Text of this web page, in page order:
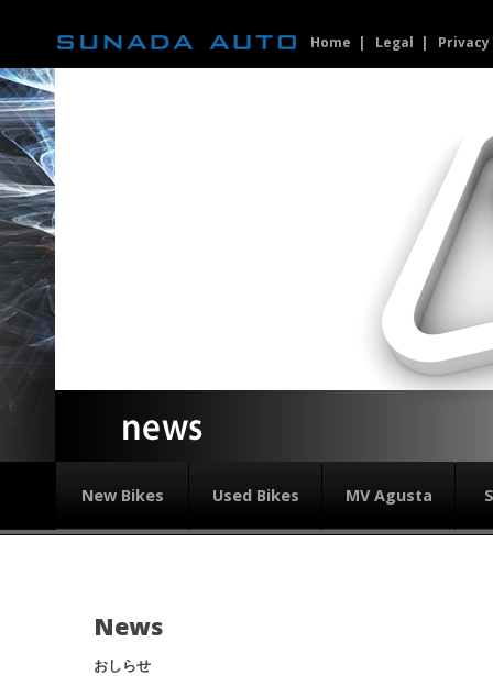
Home Legal
New Bikes Used Bikes MV Agusta
News
おしらせ